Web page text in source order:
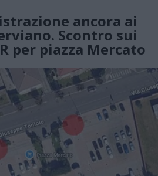
ancora ai
Scontro sui
per piazza Mercato